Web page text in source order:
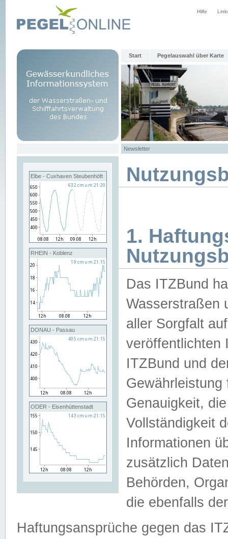
Hilfe
Start Pegelauswahl über Karte
Newsletter
Elbe - Cuxhaven Steubenhöft
RHEIN - Koblenz
DONAU - Passau
ODER - Eisenhüttenstadt
1.
Das ITZBund
Wasserstraßen
aller Sorgfalt
veröffentlichten
ITZBund und
Genauigkeit,
Vollständigkeit
Informationen
zusätzlich
Behörden,
die ebenfalls
Haftungsansprüche gegen das